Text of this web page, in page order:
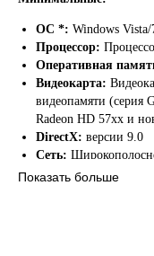
техники вам нужно
Для игры с друзьями в
покупать это
машины и
ВНИМАНИЕ! Для
основная игра
ОС *: Windows Vista/
Процессор:
Оперативная
Видеокарта:
видеопамяти (серия
Radeon HD 57xx и
DirectX: версии 9.0
Сеть:
Место на диске:
Показать больше